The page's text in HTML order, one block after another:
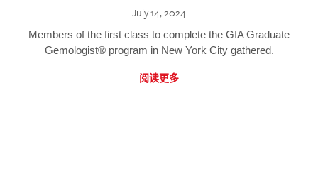
July 14, 2024
Members of the first class to complete the GIA Graduate
Gemologist® program in New York City gathered.
阅读更多